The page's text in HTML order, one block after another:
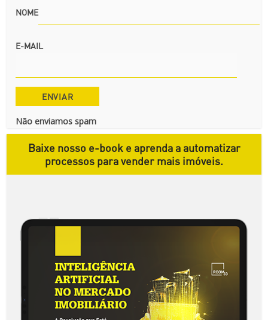
NOME
E-MAIL
Não enviamos spam
Baixe nosso e-book e aprenda a automatizar
processos para vender mais imóveis.